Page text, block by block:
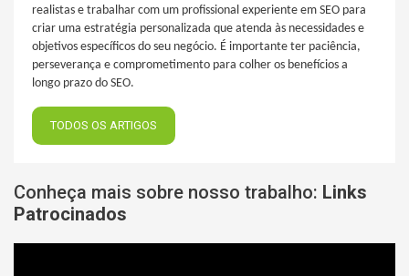
realistas e trabalhar com um profissional experiente em SEO para
criar uma estratégia personalizada que atenda às necessidades e
objetivos específicos do seu negócio. É importante ter paciência,
perseverança e comprometimento para colher os benefícios a
longo prazo do SEO.
TODOS OS ARTIGOS
Conheça mais sobre nosso trabalho: Links
Patrocinados